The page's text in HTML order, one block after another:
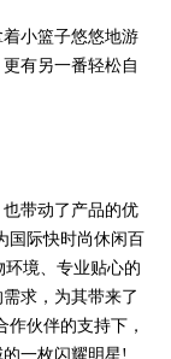
小篮子悠悠地游
有另一番轻松自
带动了产品的优
国际快时尚休闲百
环境、专业贴心的
求，为其带来了
伙伴的支持下，
一枚闪耀明星!